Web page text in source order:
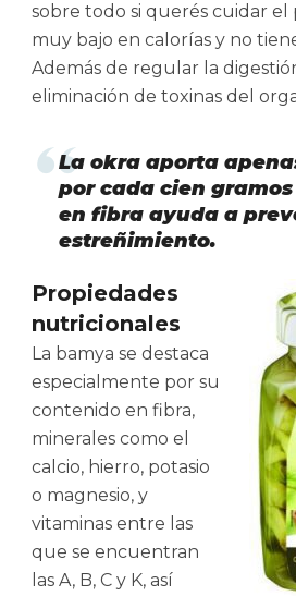
sobre todo si querés cuidar el
muy bajo en calorías y no
Además de regular la
eliminación de toxinas del
La okra aporta
por cada cien
en fibra ayuda a
estreñimiento.
Propiedades
nutricionales
La bamya se destaca
especialmente por su
contenido en fibra,
minerales como el
calcio, hierro, potasio
o magnesio, y
vitaminas entre las
que se encuentran
las A, B, C y K, así